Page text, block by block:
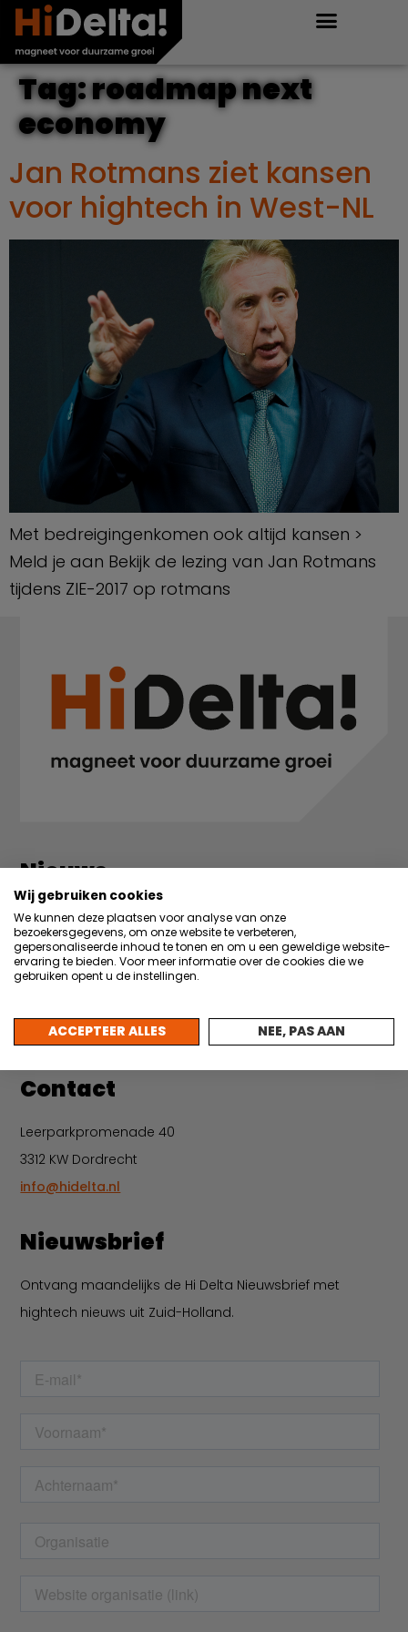
Tag:roadmap next
economy
Jan Rotmans ziet kansen
voor hightech in West-NL
Met bedreigingenkomen ook altijd kansen >
Meld je aan Bekijk de lezing van Jan Rotmans
tijdens ZIE-2017 op rotmans
Nieuws
22 juli 2026
Partner in de Hi Light: Taggl borgt praktijkkennis
met AI
30 juni 2026
administratie
Meer nieuws
Contact
Leerparkpromenade 40
3312 KW Dordrecht
info@hidelta.nl
Nieuwsbrief
Ontvang maandelijks de Hi Delta Nieuwsbrief met
hightech nieuws uit Zuid-Holland.
Wij gebruiken cookies
We kunnen deze plaatsen voor analyse van onze
bezoekersgegevens, om onze website te verbeteren,
gepersonaliseerde inhoud te tonen en om u een geweldige website-
ervaring te bieden. Voor meer informatie over de cookies die we
gebruiken opent u de instellingen.
ACCEPTEER ALLES NEE, PAS AAN